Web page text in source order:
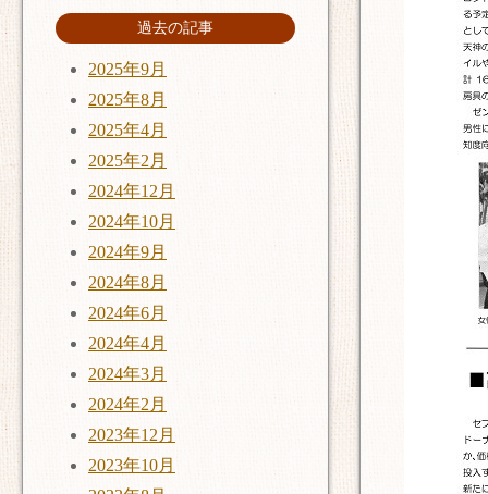
過去の記事
2025年9月
2025年8月
2025年4月
2025年2月
2024年12月
2024年10月
2024年9月
2024年8月
2024年6月
2024年4月
2024年3月
2024年2月
2023年12月
2023年10月